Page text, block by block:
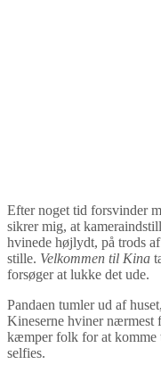
Efter noget tid forsvinder
sikrer mig, at
hvinede højlydt, på trods
stille. Velkommen til Kina
forsøger at lukke det ude.
Pandaen tumler ud af
Kineserne hviner nærmest
kæmper folk for at komme
selfies.